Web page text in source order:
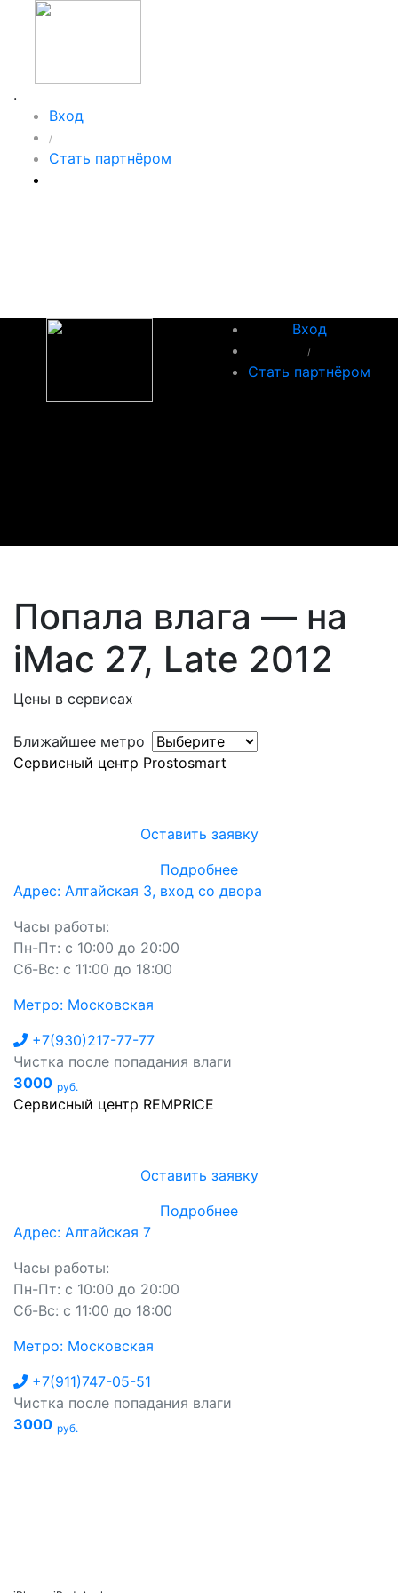
.
Вход
/
Стать партнёром
Вход
/
Стать партнёром
Попала влага — на
iMac 27, Late 2012
Цены в сервисах
Ближайшее метро
Сервисный центр Prostosmart
Оставить заявку
Подробнее
Адрес: Алтайская 3, вход со двора
Часы работы:
Пн-Пт: с 10:00 до 20:00
Сб-Вс: с 11:00 до 18:00
Метро: Московская
+7(930)217-77-77
Чистка после попадания влаги
3000 руб.
Сервисный центр REMPRICE
Оставить заявку
Подробнее
Адрес: Алтайская 7
Часы работы:
Пн-Пт: с 10:00 до 20:00
Сб-Вс: с 11:00 до 18:00
Метро: Московская
+7(911)747-05-51
Чистка после попадания влаги
3000 руб.